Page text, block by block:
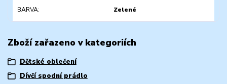
BARVA Zelené
Zboží zařazeno v kategoriích
Dětské oblečení
Dívčí spodní prádlo